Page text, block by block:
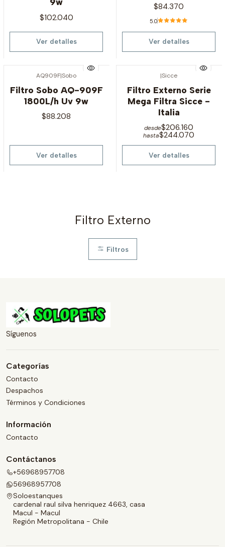
$102.040
Ver detalles
$84.370
5.0
Ver detalles
AQ909F|Sobo
Filtro Sobo AQ-909F
1800L/h Uv 9w
$88.208
Ver detalles
|Sicce
Filtro Externo Serie
Mega Filtra Sicce -
Italia
desde$206.160
hasta$244.070
Ver detalles
Filtro Externo
Filtros
Síguenos
Categorías
Contacto
Despachos
Términos y Condiciones
Información
Contacto
Contáctanos
+56968957708
56968957708
Soloestanques
cardenal raul silva henriquez 4663, casa
Macul - Macul
Región Metropolitana - Chile